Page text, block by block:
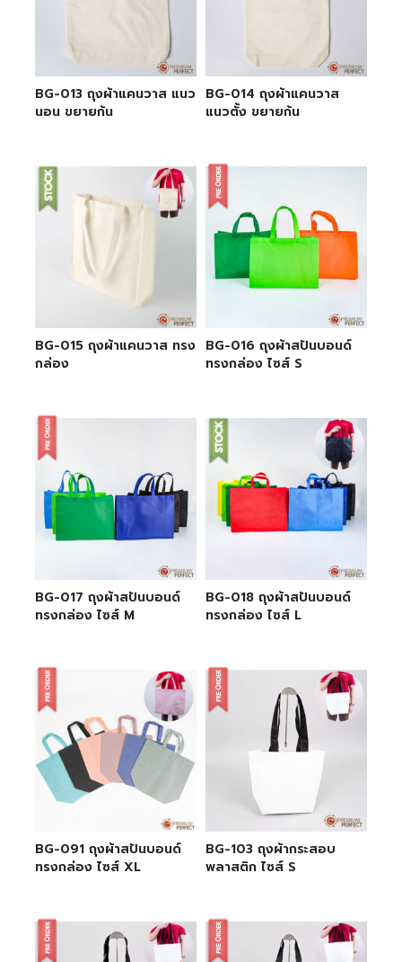
BG-013 ถุงผ้าแคนวาส แนว
นอน ขยายก้น
BG-014 ถุงผ้าแคนวาส
แนวตั้ง ขยายก้น
BG-015 ถุงผ้าแคนวาส ทรง
กล่อง
BG-016 ถุงผ้าสปันบอนด์
ทรงกล่อง ไซส์ S
BG-017 ถุงผ้าสปันบอนด์
ทรงกล่อง ไซส์ M
BG-018 ถุงผ้าสปันบอนด์
ทรงกล่อง ไซส์ L
BG-091 ถุงผ้าสปันบอนด์
ทรงกล่อง ไซส์ XL
BG-103 ถุงผ้ากระสอบ
พลาสติก ไซส์ S